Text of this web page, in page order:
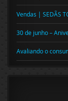
Vendas | SEDÃS
30 de junho –
Avaliando o